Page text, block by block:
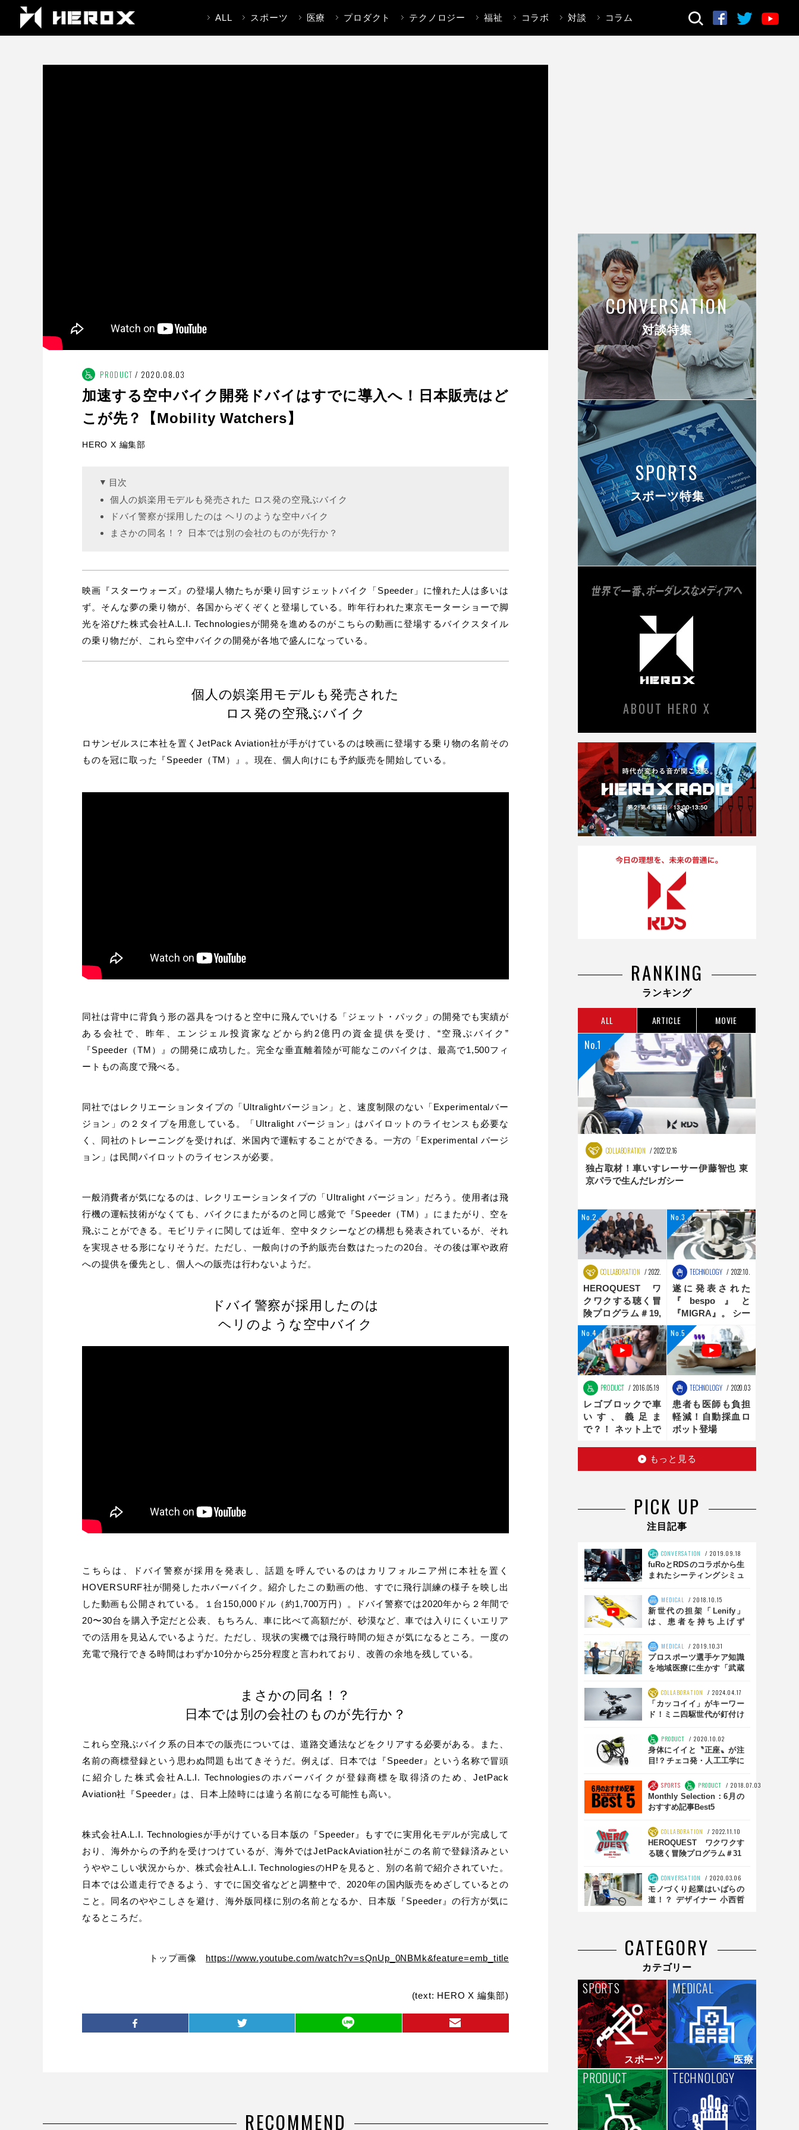
ALL スポーツ 医療 プロダクト テクノロジー 福祉 コラボ 対談 コラム 検索
PRODUCT 2020.08.03
加速する空中バイク開発ドバイはすでに導入へ！日本販売はど
こが先？【Mobility Watchers】
HERO X 編集部
目次
個人の娯楽用モデルも発売された ロス発の空飛ぶバイク
ドバイ警察が採用したのは ヘリのような空中バイク
まさかの同名！？ 日本では別の会社のものが先行か？
映画『スターウォーズ』の登場人物たちが乗り回すジェットバイク「Speeder」に憧れた人は多いは
ず。そんな夢の乗り物が、各国からぞくぞくと登場している。昨年行われた東京モーターショーで脚
光を浴びた株式会社A.L.I. Technologiesが開発を進めるのがこちらの動画に登場するバイクスタイル
の乗り物だが、これら空中バイクの開発が各地で盛んになっている。
個人の娯楽用モデルも発売された
ロス発の空飛ぶバイク
ロサンゼルスに本社を置くJetPack Aviation社が手がけているのは映画に登場する乗り物の名前その
ものを冠に取った『Speeder（TM）』。現在、個人向けにも予約販売を開始している。
同社は背中に背負う形の器具をつけると空中に飛んでいける「ジェット・パック」の開発でも実績が
ある会社で、昨年、エンジェル投資家などから約2億円の資金提供を受け、“空飛ぶバイク”
『Speeder（TM）』の開発に成功した。完全な垂直離着陸が可能なこのバイクは、最高で1,500フィ
ートもの高度で飛べる。
同社ではレクリエーションタイプの「Ultralightバージョン」と、速度制限のない「Experimentalバー
ジョン」の２タイプを用意している。「Ultralight バージョン」はパイロットのライセンスも必要な
く、同社のトレーニングを受ければ、米国内で運転することができる。一方の「Experimental バージ
ョン」は民間パイロットのライセンスが必要。
一般消費者が気になるのは、レクリエーションタイプの「Ultralight バージョン」だろう。使用者は飛
行機の運転技術がなくても、バイクにまたがるのと同じ感覚で『Speeder（TM）』にまたがり、空を
飛ぶことができる。モビリティに関しては近年、空中タクシーなどの構想も発表されているが、それ
を実現させる形になりそうだ。ただし、一般向けの予約販売台数はたったの20台。その後は軍や政府
への提供を優先とし、個人への販売は行わないようだ。
ドバイ警察が採用したのは
ヘリのような空中バイク
こちらは、ドバイ警察が採用を発表し、話題を呼んでいるのはカリフォルニア州に本社を置く
HOVERSURF社が開発したホバーバイク。紹介したこの動画の他、すでに飛行訓練の様子を映し出
した動画も公開されている。１台150,000ドル（約1,700万円）。ドバイ警察では2020年から２年間で
20〜30台を購入予定だと公表、もちろん、車に比べて高額だが、砂漠など、車では入りにくいエリア
での活用を見込んでいるようだ。ただし、現状の実機では飛行時間の短さが気になるところ。一度の
充電で飛行できる時間はわずか10分から25分程度と言われており、改善の余地を残している。
まさかの同名！？
日本では別の会社のものが先行か？
これら空飛ぶバイク系の日本での販売については、道路交通法などをクリアする必要がある。また、
名前の商標登録という思わぬ問題も出てきそうだ。例えば、日本では『Speeder』という名称で冒頭
に紹介した株式会社A.L.I. Technologiesのホバーバイクが登録商標を取得済のため、JetPack
Aviation社『Speeder』は、日本上陸時には違う名前になる可能性も高い。
株式会社A.L.I. Technologiesが手がけている日本版の『Speeder』もすでに実用化モデルが完成して
おり、海外からの予約を受けつけているが、海外ではJetPackAviation社がこの名前で登録済みとい
うややこしい状況からか、株式会社A.L.I. TechnologiesのHPを見ると、別の名前で紹介されていた。
日本では公道走行できるよう、すでに国交省などと調整中で、2020年の国内販売をめざしているとの
こと。同名のややこしさを避け、海外版同様に別の名前となるか、日本版『Speeder』の行方が気に
なるところだ。
トップ画像 https://www.youtube.com/watch?v=sQnUp_0NBMk&feature=emb_title
(text: HERO X 編集部)
RECOMMEND
CONVERSATION
対談特集
SPORTS
スポーツ特集
ABOUT HERO X
RANKING
ランキング
ALL ARTICLE MOVIE
COLLABORATION 2022.12.16
独占取材！車いすレーサー伊藤智也 東
京パラで生んだレガシー
COLLABORATION 2022.08.25
HEROQUEST ワ
クワクする聴く冒
険プログラム＃19,
＃20 ダンス編
TECHNOLOGY 2022.10.31
遂に発表された
『bespo』と
『MIGRA』。 シー
ティングポジショ
ンの最適化は、新
時代へ
PRODUCT 2016.05.19
レゴブロックで車
いす、義足ま
で？！ ネット上で
TECHNOLOGY 2020.03.16
患者も医師も負担
軽減！自動採血ロ
ボット登場
もっと見る
PICK UP
注目記事
CONVERSATION
2019.09.18
fuRoとRDSのコラボから生
まれたシーティングシミュ
編
MEDICAL
2018.10.15
新世代の担架「Lenify」
は、患者を持ち上げず
MEDICAL
2019.10.31
プロスポーツ選手ケア知識
を地域医療に生かす「武蔵
クリニック」
COLLABORATION
2024.04.17
「カッコイイ」がキーワー
ド！ミニ四駆世代が釘付け
PRODUCT
2020.10.02
身体にイイと〝正座〟が注
目!？チェコ発・人工工学に
SPORTS
PRODUCT
2018.07.03
Monthly Selection：6月の
おすすめ記事Best5
COLLABORATION
2022.11.10
HEROQUEST ワクワクす
る聴く冒険プログラム＃31
CONVERSATION
2020.03.06
モノづくり起業はいばらの
道！？ デザイナー 小西哲
CATEGORY
カテゴリー
スポーツ
SPORTS
医療
MEDICAL
PRODUCT TECHNOLOGY